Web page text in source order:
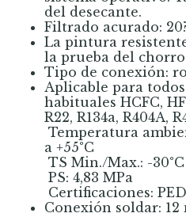
del desecante.
Filtrado acurado:
La pintura
la prueba del
Tipo de conexión:
Aplicable para
habituales HCFC,
R22, R134a, R404A,
 Temperatura
a +55°C
 TS Min./Max.: -
 PS: 4,83 MPa
 Certificaciones:
Conexión soldar: 12